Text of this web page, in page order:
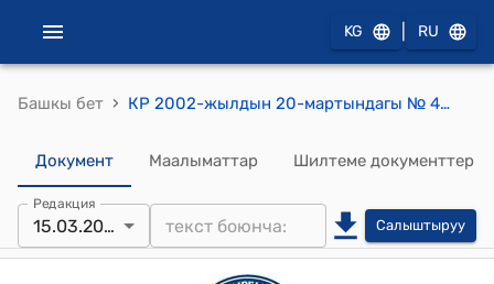
KG RU
Башкы бет › КР 2002-жылдын 20-мартындагы № 40 "Кыргыз Республикасындагы ички соода жөнүндө" Мыйзамы
Документ Маалыматтар Шилтеме документтер
Редакция
15.03.2023 Салыштыруу